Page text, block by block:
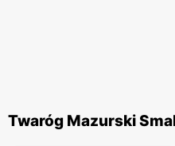
Twaróg Mazurski